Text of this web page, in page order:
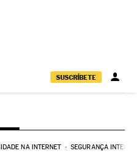
SUSCRÍBETE
NA INTERNET SEGURANÇA